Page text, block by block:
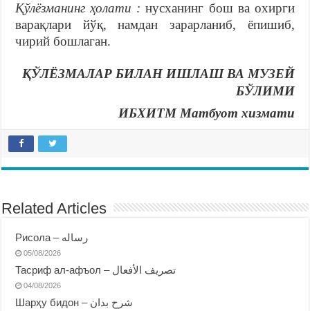
Қўлёзманинг ҳолати : нусханинг бош ва охирги
варақлари йўқ, намдан зарарланиб, ёпишиб,
чирий бошлаган.
ҚЎЛЁЗМАЛАР БИЛАН ИШЛАШ ВА МУЗЕЙ
БЎЛИМИ
ИБХИТМ Матбуот хизмати
Related Articles
Рисола – رساله
05/08/2026
Тасриф ал-афъол – تصريف الأفعال
04/08/2026
Шарҳу бидон – شرح بدان